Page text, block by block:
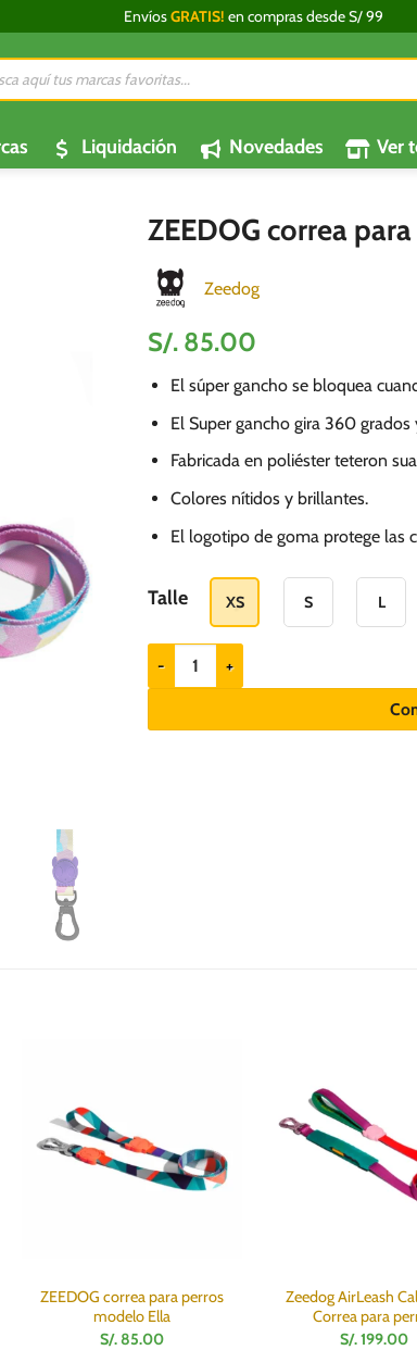
EnvíosGRATIS! en compras desde S/ 99
Liquidación Novedades Ver
ZEEDOG correa
Zeedog
S/. 85.00
El súper gancho se bloquea
El Super gancho gira 360
Fabricada en poliéster teteron
Colores nítidos y brillantes.
El logotipo de goma protege las
Talle XS S L
ZEEDOG correa para perros modelo
ZEEDOG correa para perros
modelo Ella
S/.85.00
Zeedog AirLeash
Correa para
S/.199.00